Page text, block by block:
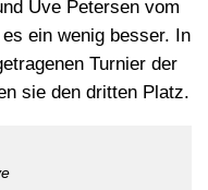
Uve Petersen vom
ein wenig besser. In
Turnier der
sie den dritten Platz.